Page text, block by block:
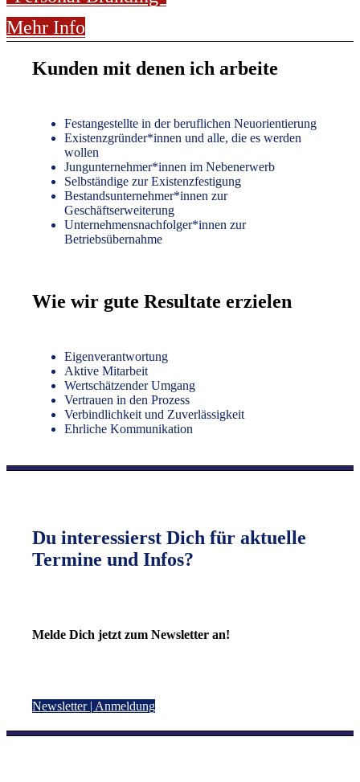
Mehr Info
Kunden mit denen ich arbeite
Festangestellte in der beruflichen Neuorientierung
Existenzgründer*innen und alle, die es werden
wollen
Jungunternehmer*innen im Nebenerwerb
Selbständige zur Existenzfestigung
Bestandsunternehmer*innen zur
Geschäftserweiterung
Unternehmensnachfolger*innen zur
Betriebsübernahme
Wie wir gute Resultate erzielen
Eigenverantwortung
Aktive Mitarbeit
Wertschätzender Umgang
Vertrauen in den Prozess
Verbindlichkeit und Zuverlässigkeit
Ehrliche Kommunikation
Du interessierst Dich für aktuelle
Termine und Infos?
Melde Dich jetzt zum Newsletter an!
Newsletter | Anmeldung